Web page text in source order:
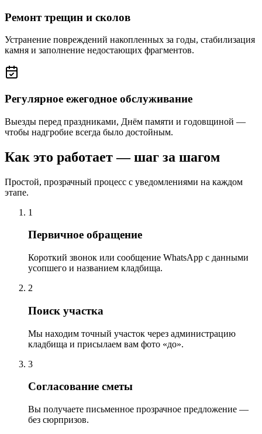
Ремонт трещин и сколов
Устранение повреждений накопленных за годы, стабилизация
камня и заполнение недостающих фрагментов.
Регулярное ежегодное обслуживание
Выезды перед праздниками, Днём памяти и годовщиной —
чтобы надгробие всегда было достойным.
Как это работает — шаг за шагом
Простой, прозрачный процесс с уведомлениями на каждом
этапе.
1
Первичное обращение
Короткий звонок или сообщение WhatsApp с данными
усопшего и названием кладбища.
2
Поиск участка
Мы находим точный участок через администрацию
кладбища и присылаем вам фото «до».
3
Согласование сметы
Вы получаете письменное прозрачное предложение —
без сюрпризов.